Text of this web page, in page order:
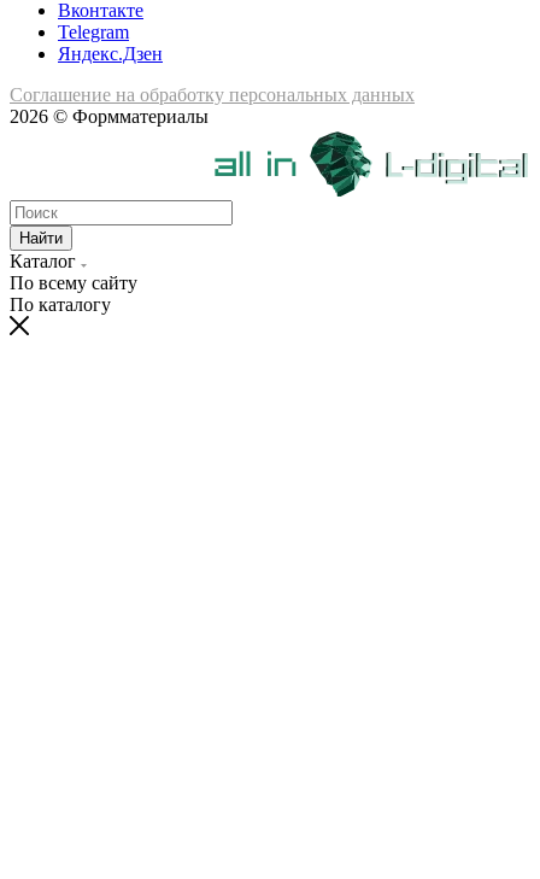
Вконтакте
Telegram
Яндекс.Дзен
Соглашение на обработку персональных данных
2026 © Формматериалы
Найти
Каталог
По всему сайту
По каталогу